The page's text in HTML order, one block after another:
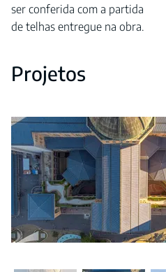
ser conferida com a partida
de telhas entregue na obra.
Projetos